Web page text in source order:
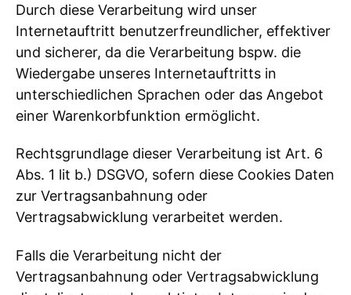
Durch diese Verarbeitung wird unser
Internetauftritt benutzerfreundlicher, effektiver
und sicherer, da die Verarbeitung bspw. die
Wiedergabe unseres Internetauftritts in
unterschiedlichen Sprachen oder das Angebot
einer Warenkorbfunktion ermöglicht.
Rechtsgrundlage dieser Verarbeitung ist Art. 6
Abs. 1 lit b.) DSGVO, sofern diese Cookies Daten
zur Vertragsanbahnung oder
Vertragsabwicklung verarbeitet werden.
Falls die Verarbeitung nicht der
Vertragsanbahnung oder Vertragsabwicklung